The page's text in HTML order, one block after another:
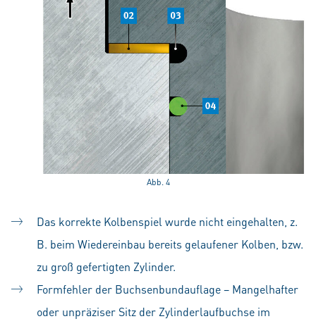
Abb. 4
Das korrekte Kolbenspiel wurde nicht eingehalten, z.
B. beim Wiedereinbau bereits gelaufener Kolben, bzw.
zu groß gefertigten Zylinder.
Formfehler der Buchsenbundauflage – Mangelhafter
oder unpräziser Sitz der Zylinderlaufbuchse im